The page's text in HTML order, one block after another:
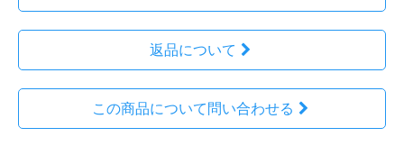
返品について
この商品について問い合わせる